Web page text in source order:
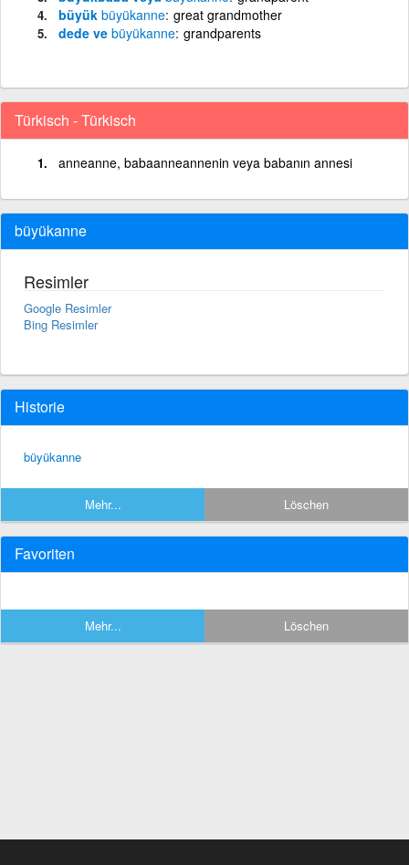
büyük büyükanne great grandmother
dede ve büyükanne grandparents
Türkisch - Türkisch
anneanne, babaanneannenin veya babanın annesi
büyükanne
Resimler
Google Resimler
Bing Resimler
Historie
büyükanne
Mehr... Löschen
Favoriten
Mehr... Löschen